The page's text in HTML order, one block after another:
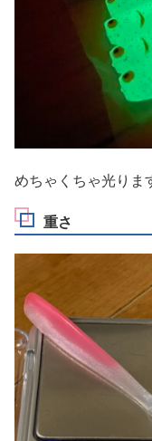
めちゃくちゃ光りま
重さ